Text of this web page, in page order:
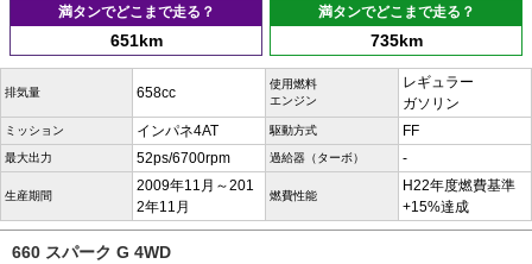
満タンでどこまで走る？
651km
満タンでどこまで走る？
735km
排気量 658cc
使用燃料
エンジン
レギュラー
ガソリン
ミッション インパネ4AT 駆動方式 FF
最大出力 52ps/6700rpm 過給器（ターボ） -
生産期間
2009年11月～201
2年11月
燃費性能
H22年度燃費基準
+15%達成
660 スパーク G 4WD